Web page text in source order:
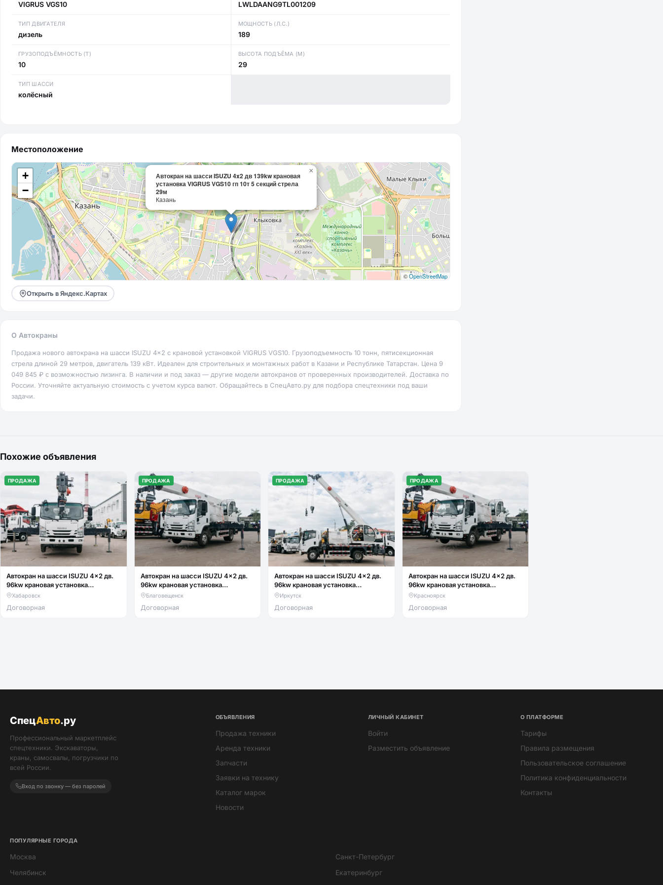
VIGRUS VGS10 LWLDAANG9TL001209
ТИП ДВИГАТЕЛЯ
дизель
МОЩНОСТЬ (Л.С.)
189
ГРУЗОПОДЪЁМНОСТЬ (Т)
10
ВЫСОТА ПОДЪЁМА (М)
29
ТИП ШАССИ
колёсный
Местоположение
Автокран на шасси ISUZU 4x2 дв 139kw крановая
установка VIGRUS VGS10 гп 10т 5 секций стрела
29м
Казань
×
+
−
©OpenStreetMap
Открыть в Яндекс.Картах
О Автокраны
Продажа нового автокрана на шасси ISUZU 4x2 с крановой установкой VIGRUS VGS10. Грузоподъемность 10 тонн, пятисекционная
стрела длиной 29 метров, двигатель 139 кВт. Идеален для строительных и монтажных работ в Казани и Республике Татарстан. Цена 9
049 845 ₽ с возможностью лизинга. В наличии и под заказ — другие модели автокранов от проверенных производителей. Доставка по
России. Уточняйте актуальную стоимость с учетом курса валют. Обращайтесь в СпецАвто.ру для подбора спецтехники под ваши
задачи.
Похожие объявления
ПРОДАЖА
Автокран на шасси ISUZU 4x2 дв.
96kw крановая установка
FURUNKANG DZ5T гп 5т люлька
Хабаровск
Договорная
ПРОДАЖА
Автокран на шасси ISUZU 4x2 дв.
96kw крановая установка
FURUNKANG DZ5T гп 5т люлька
Благовещенск
Договорная
ПРОДАЖА
Автокран на шасси ISUZU 4x2 дв.
96kw крановая установка
FURUNKANG DZ5T гп 5т люлька
Иркутск
Договорная
ПРОДАЖА
Автокран на шасси ISUZU 4x2 дв.
96kw крановая установка
FURUNKANG DZ5T гп 5т люлька
Красноярск
Договорная
СпецАвто.ру
Профессиональный маркетплейс
спецтехники. Экскаваторы,
краны, самосвалы, погрузчики по
всей России.
Вход по звонку — без паролей
ОБЪЯВЛЕНИЯ
Продажа техники
Аренда техники
Запчасти
Заявки на технику
Каталог марок
Новости
ЛИЧНЫЙ КАБИНЕТ
Войти
Разместить объявление
О ПЛАТФОРМЕ
Тарифы
Правила размещения
Пользовательское соглашение
Политика конфиденциальности
Контакты
ПОПУЛЯРНЫЕ ГОРОДА
Москва
Санкт-Петербург
Челябинск
Екатеринбург
ИИ-помощник · всегда онлайн